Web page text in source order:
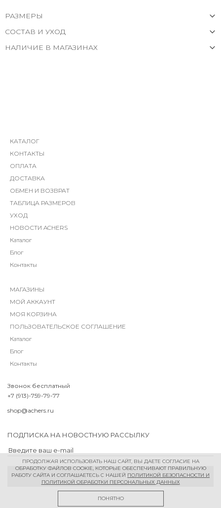
РАЗМЕРЫ
СОСТАВ И УХОД
НАЛИЧИЕ В МАГАЗИНАХ
КАТАЛОГ
КОНТАКТЫ
ОПЛАТА
ДОСТАВКА
ОБМЕН И ВОЗВРАТ
ТАБЛИЦА РАЗМЕРОВ
УХОД
НОВОСТИ ACHERS
Каталог
Блог
Контакты
МАГАЗИНЫ
МОЙ АККАУНТ
МОЯ КОРЗИНА
ПОЛЬЗОВАТЕЛЬСКОЕ СОГЛАШЕНИЕ
Каталог
Блог
Контакты
Звонок бесплатный
+7 (913)-759-79-77
shop@achers.ru
ПОДПИСКА НА НОВОСТНУЮ РАССЫЛКУ
ПРОДОЛЖАЯ ИСПОЛЬЗОВАТЬ НАШ САЙТ, ВЫ ДАЕТЕ СОГЛАСИЕ НА
ОБРАБОТКУ ФАЙЛОВ COOKIE, КОТОРЫЕ ОБЕСПЕЧИВАЮТ ПРАВИЛЬНУЮ
РАБОТУ САЙТА И СОГЛАШАЕТЕСЬ С НАШЕЙ ПОЛИТИКОЙ БЕЗОПАСНОСТИ И
ПОЛИТИКОЙ ОБРАБОТКИ ПЕРСОНАЛЬНЫХ ДАННЫХ
ПОНЯТНО